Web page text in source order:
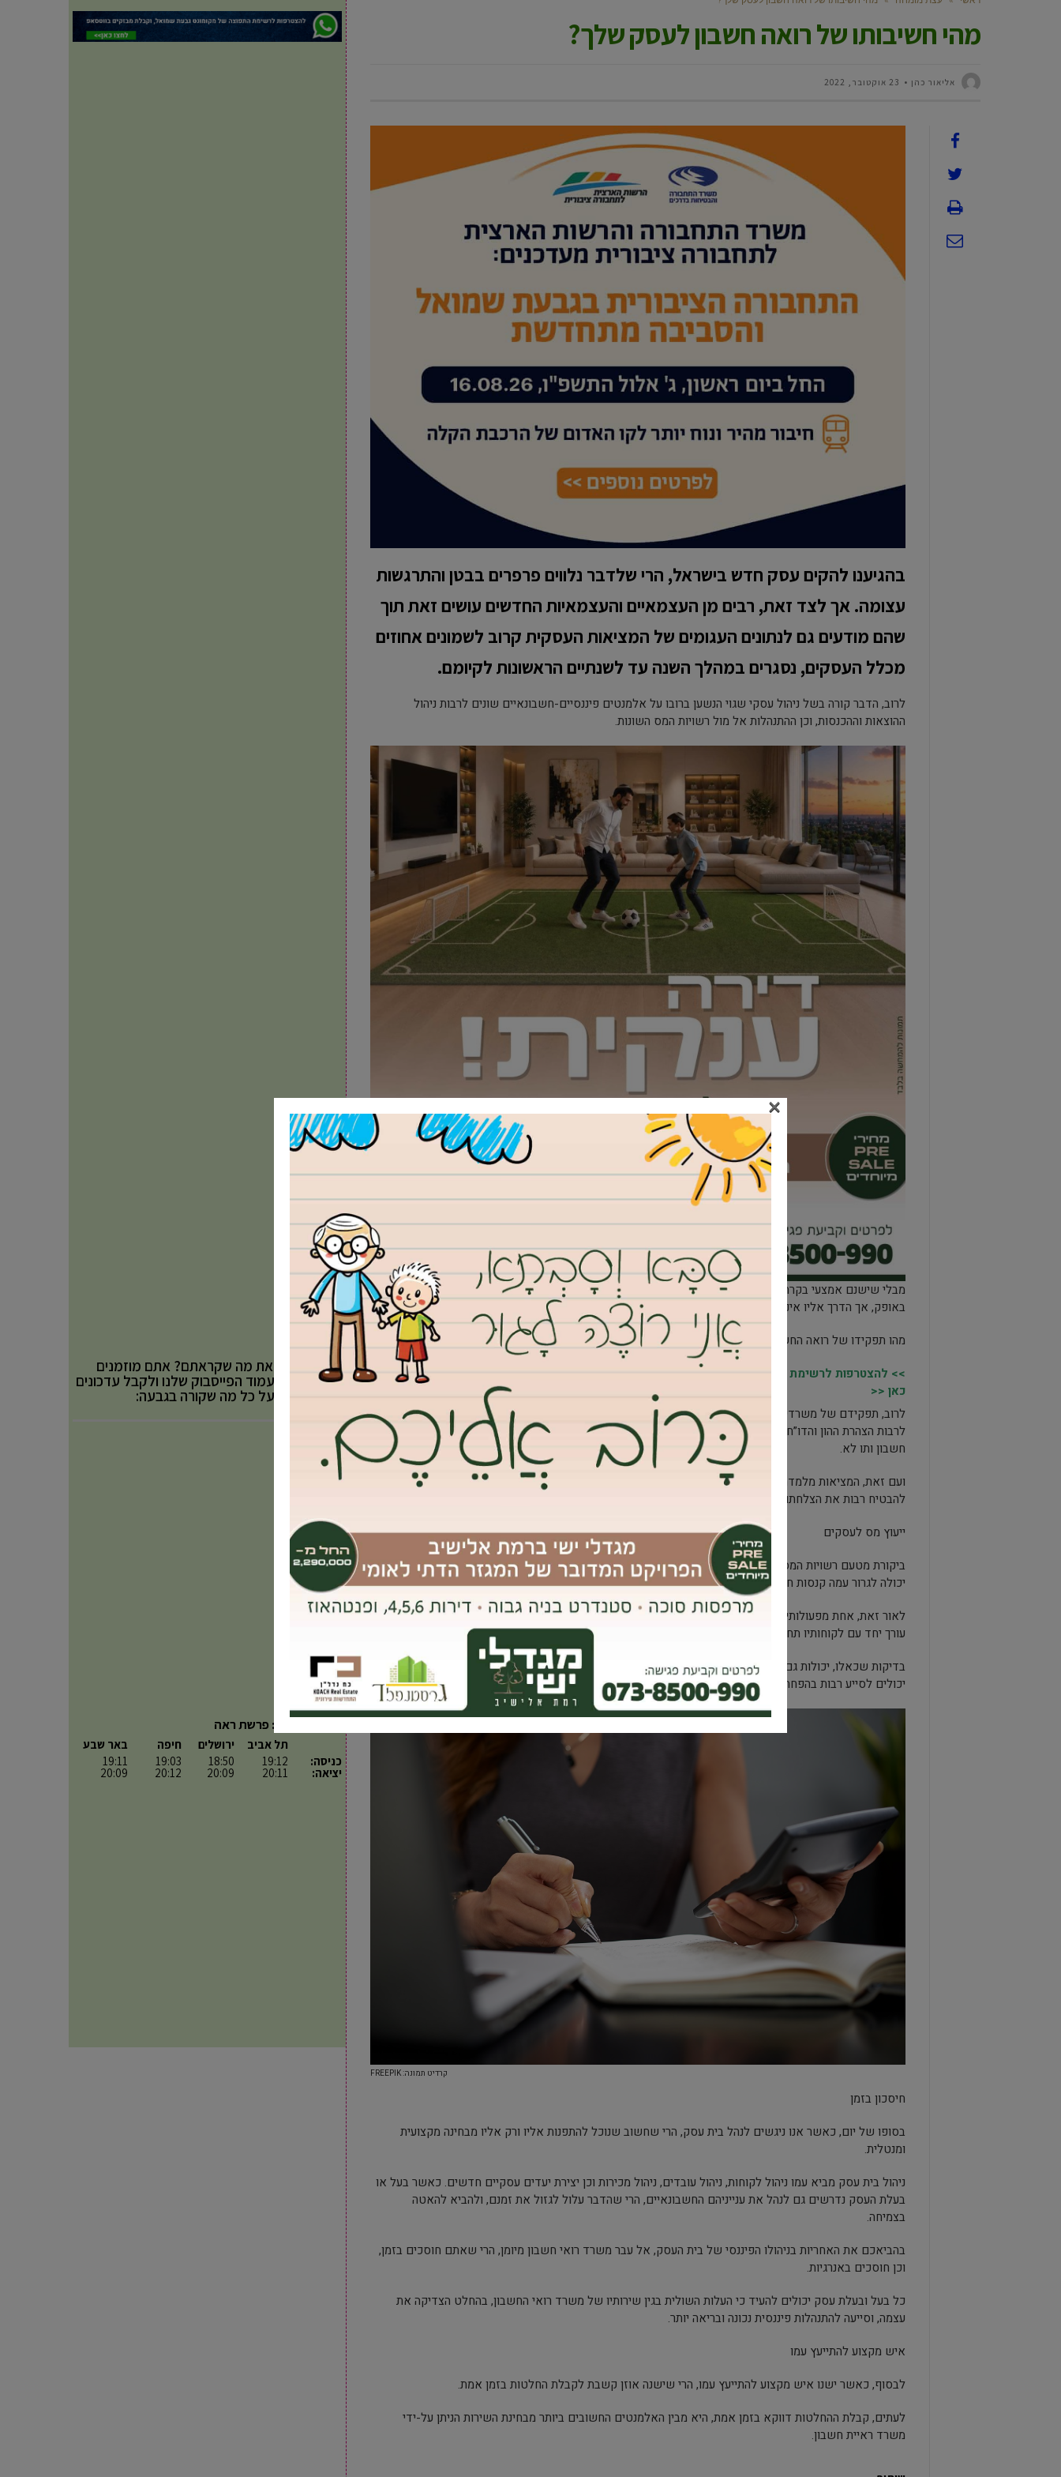
מהי חשיבותו של רואה חשבון לעסק שלך?
23 אוקטובר, 2022
בהגיענו להקים עסק חדש בישראל, הרי שלדבר נלווים פרפרים בבטן והתרגשות
עצומה. אך לצד זאת, רבים מן העצמאיים והעצמאיות החדשים עושים זאת תוך
שהם מודעים גם לנתונים העגומים של המציאות העסקית קרוב לשמונים אחוזים
מכלל העסקים, נסגרים במהלך השנה עד לשנתיים הראשונות לקיומם.
לרוב, הדבר קורה בשל ניהול עסקי שגוי הנשען ברובו על אלמנטים פיננסיים-חשבונאיים שונים לרבות ניהול
ההוצאות וההכנסות, וכן ההתנהלות אל מול רשויות המס השונות.
מבלי שישנם אמצעי בקרה הולמים, בעל או בעלת העסק משולים לאדם הנוהג עם עיניים עצומות. היעד אולי נמצא
באופק, אך הדרך אליו איננה נראית ורצופה במכשולים.
מהו תפקידו של רואה החשבון?
>> להצטרפות לרשימת התפוצה של מקומונט גבעת שמואל וקבלת כל העדכונים ראשונים בווטסאפ, לחץ/י
כאן <<
לרוב, תפקידם של משרדי ראיית חשבון נתפס כמהותי בכל הנוגע לעריכתם והגשתם של דו”חות תקופתיים מהותיים
לרבות הצהרת ההון והדו”ח השנתי. יש אף שיאמרו כי רק לשם שירותים אלוף, מומלץ לשכור את שירותיהם של רואי
חשבון ותו לא.
ועם זאת, המציאות מלמדת כי מעורבותה העקבית של
פירמת ראיית חשבון איכותית
בפעילותו של העסק, יכולה
להבטיח רבות את הצלחתו, ולסלול את הדרך יחד עם בעל או בעלת העסק, אל עבר היעדים העסקיים.
ייעוץ מס לעסקים
ביקורת מטעם רשויות המס אשר מעלה אי אלו ספקות באשר לאמיתות הנתונים המשוקפים על-ידי בעל העסק,
יכולה לגרור עמה קנסות חריפים וסנקציות קשות.
לאור זאת, אחת מפעולותיו הניכרות ביותר של משרד ראיית חשבון באה לידי ביטוי בתחום המיסוי. רואה החשבון
עורך יחד עם לקוחותיו תחזית הכנסות והוצאות, ועל-פיה מכתיב את גובה התשלומים אל רשויות המס.
בדיקות שכאלו, יכולות גם להתגלות כמועילות וחסכניות, כאשר ‘טריקים’ שונים אשר עודם עונים על הנדרש בחוק,
יכולים לסייע רבות בהפחתת תשלומי המס, וביצירת תמהיל נכון יותר עבור התנהלותו התקציבית של בית העסק.
קרדיט תמונה: FREEPIK
חיסכון בזמן
בסופו של יום, כאשר אנו ניגשים לנהל בית עסק, הרי שחשוב שנוכל להתפנות אליו ורק אליו מבחינה מקצועית
ומנטלית.
ניהול בית עסק מביא עמו ניהול לקוחות, ניהול עובדים, ניהול מכירות וכן יצירת יעדים עסקיים חדשים. כאשר בעל או
בעלת העסק נדרשים גם לנהל את ענייניהם החשבונאיים, הרי שהדבר עלול לגזול את זמנם, ולהביא להאטה
בצמיחה.
בהביאכם את האחריות בניהולו הפיננסי של בית העסק, אל עבר משרד רואי חשבון מיומן, הרי שאתם חוסכים בזמן,
וכן חוסכים באנרגיות.
כל בעל ובעלת עסק יכולים להעיד כי העלות השולית בגין שירותיו של משרד רואי החשבון, בהחלט הצדיקה את
עצמה, וסייעה להתנהלות פיננסית נכונה ובריאה יותר.
איש מקצוע להתייעץ עמו
לבסוף, כאשר ישנו איש מקצוע להתייעץ עמו, הרי שישנה אוזן קשבת לקבלת החלטות בזמן אמת.
לעתים, קבלת ההחלטות דווקא בזמן אמת, היא מבין האלמנטים החשובים ביותר מבחינת השירות הניתן על-ידי
משרד ראיית חשבון.
אהבתם את מה שקראתם? אתם מוזמנים
לעקוב אחר עמוד הפייסבוק שלנו ולקבל עדכונים
באופן שוטף על כל מה שקורה בגבעה:
פרשת השבוע: פרשת ראה
כניסה:
יציאה:
תל אביב
19:12
20:11
ירושלים
18:50
20:09
חיפה
19:03
20:12
באר שבע
19:11
20:09
×